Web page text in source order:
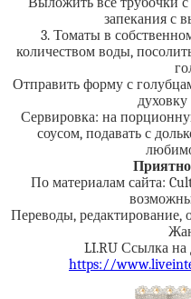
запекания с
3. Томаты в
количеством воды,
Отправить форму с
Сервировка: на
соусом, подавать с
По материалам сайта:
Переводы, редактирование,
LI.RU Ссылка
https://